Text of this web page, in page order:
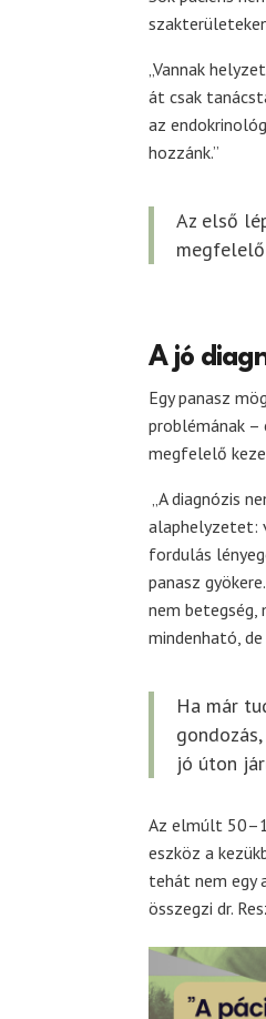
„Vannak
át csak
az
hozzánk.”
Az első
megfelelő
A jó
Egy panasz
problémának –
megfelelő
„A diagnózis
alaphelyzetet:
fordulás
panasz
nem betegség,
mindenható,
Ha már
jó úton
Az elmúlt
eszköz a
tehát nem egy
összegzi dr.